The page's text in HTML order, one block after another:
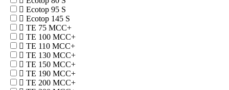
Ecotop 95 S
Ecotop 145 S
TE 75 MCC+
TE 100 MCC+
TE 110 MCC+
TE 130 MCC+
TE 150 MCC+
TE 190 MCC+
TE 200 MCC+